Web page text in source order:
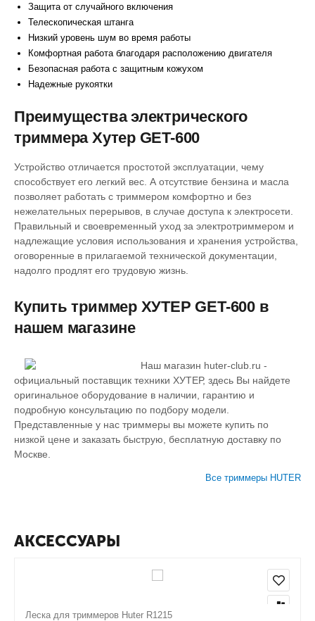
Защита от случайного включения
Телескопическая штанга
Низкий уровень шум во время работы
Комфортная работа благодаря расположению двигателя
Безопасная работа с защитным кожухом
Надежные рукоятки
Преимущества электрического
триммера Хутер GET-600
Устройство отличается простотой эксплуатации, чему
способствует его легкий вес. А отсутствие бензина и масла
позволяет работать с триммером комфортно и без
нежелательных перерывов, в случае доступа к электросети.
Правильный и своевременный уход за электротриммером и
надлежащие условия использования и хранения устройства,
оговоренные в прилагаемой технической документации,
надолго продлят его трудовую жизнь.
Купить триммер ХУТЕР GET-600 в
нашем магазине
Наш магазин huter-club.ru -
официальный поставщик техники ХУТЕР, здесь Вы найдете
оригинальное оборудование в наличии, гарантию и
подробную консультацию по подбору модели.
Представленные у нас триммеры вы можете купить по
низкой цене и заказать быструю, бесплатную доставку по
Москве.
Все триммеры HUTER
АКСЕССУАРЫ
Леска для триммеров Huter R1215